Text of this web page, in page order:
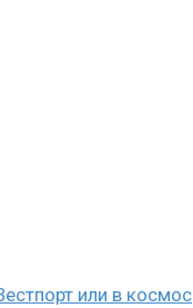
или в космос